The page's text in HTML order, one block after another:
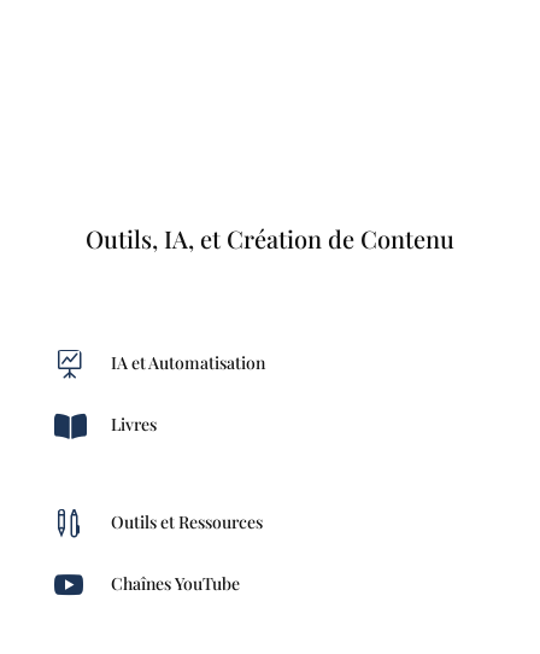
Outils, IA, et Création de Contenu
 IA et Automatisation
 Livres
 Outils et Ressources
 Chaînes YouTube